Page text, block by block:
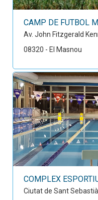
CAMP DE FUTBOL
Av. John Fitzgerald
08320 - El Masnou
COMPLEX
Ciutat de Sant